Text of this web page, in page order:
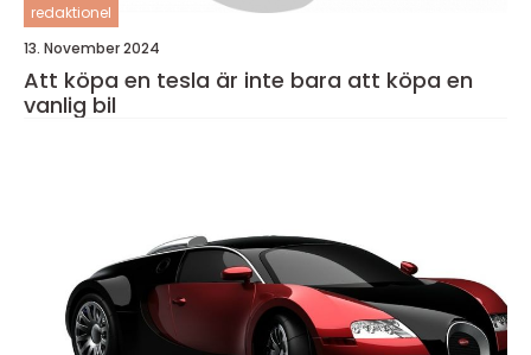
redaktionel
13. November 2024
Att köpa en tesla är inte bara att köpa en
vanlig bil